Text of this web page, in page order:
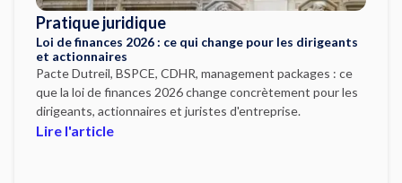
Pratique juridique
Loi de finances 2026 : ce qui change pour les dirigeants
et actionnaires
Pacte Dutreil, BSPCE, CDHR, management packages : ce
que la loi de finances 2026 change concrètement pour les
dirigeants, actionnaires et juristes d'entreprise.
Lire l'article